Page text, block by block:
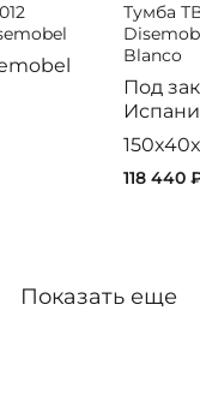
Тумба
Blanco
Под
118 440
Показать еще